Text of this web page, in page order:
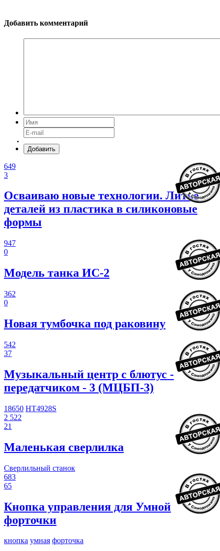
Добавить комментарий
Добавить
649
3
Осваиваю новые технологии. Литье
деталей из пластика в силиконовые
формы
947
0
Модель танка ИС-2
362
0
Новая тумбочка под раковину
542
37
Музыкальный центр с блютус -
передатчиком - 3 (МЦБП-3)
18650 HT4928S
2 522
21
Маленькая сверлилка
Сверлильный станок
683
65
Кнопка управления для Умной
форточки
кнопка умная форточка